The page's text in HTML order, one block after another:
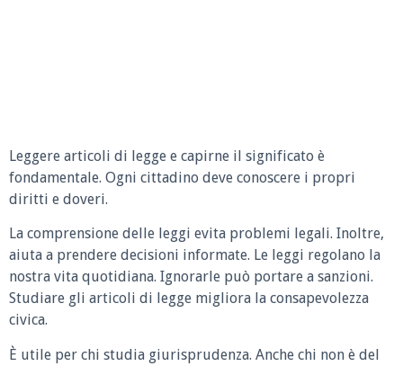
Leggere articoli di legge e capirne il significato è
fondamentale. Ogni cittadino deve conoscere i propri
diritti e doveri.
La comprensione delle leggi evita problemi legali. Inoltre,
aiuta a prendere decisioni informate. Le leggi regolano la
nostra vita quotidiana. Ignorarle può portare a sanzioni.
Studiare gli articoli di legge migliora la consapevolezza
civica.
È utile per chi studia giurisprudenza. Anche chi non è del